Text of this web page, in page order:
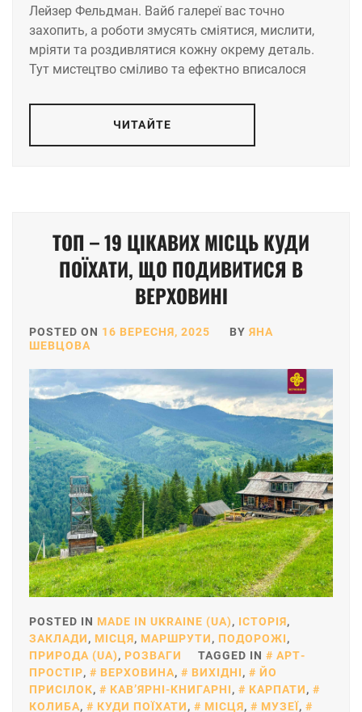
Лейзер Фельдман. Вайб галереї вас точно
захопить, а роботи змусять сміятися, мислити,
мріяти та роздивлятися кожну окрему деталь.
Тут мистецтво сміливо та ефектно вписалося
ЧИТАЙТЕ
ТОП – 19 ЦІКАВИХ МІСЦЬ КУДИ
ПОЇХАТИ, ЩО ПОДИВИТИСЯ В
ВЕРХОВИНІ
POSTED ON 16 ВЕРЕСНЯ, 2025 BY ЯНА
ШЕВЦОВА
POSTED IN MADE IN UKRAINE (UA), ІСТОРІЯ,
ЗАКЛАДИ, МІСЦЯ, МАРШРУТИ, ПОДОРОЖІ,
ПРИРОДА (UA), РОЗВАГИ TAGGED IN
АРТ-
ПРОСТІР, ВЕРХОВИНА, ВИХІДНІ,
ЙО
ПРИСІЛОК, КАВʼЯРНІ-КНИГАРНІ, КАРПАТИ,
КОЛИБА, КУДИ ПОЇХАТИ, МІСЦЯ, МУЗЕЇ,